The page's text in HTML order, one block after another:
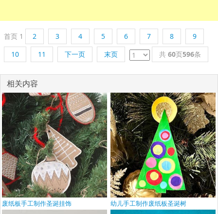
首页 1 2 3 4 5 6 7 8
9
10
11 下一页 末页 共 60页596条
相关内容
废纸板手工制作圣诞挂饰 幼儿手工制作废纸板圣诞树